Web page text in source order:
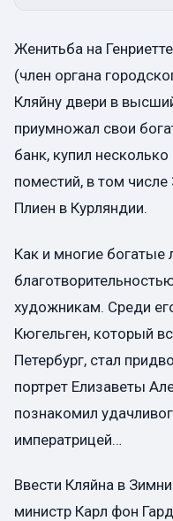
Женитьба на
(член органа
Кляйну двери в
приумножал свои
банк, купил
поместий, в том
Плиен в Курляндии.
Как и многие богатые
художникам. Среди
Кюгельген, который
Петербург, стал
портрет Елизаветы
познакомил
императрицей…
Ввести Кляйна в
министр Карл фон